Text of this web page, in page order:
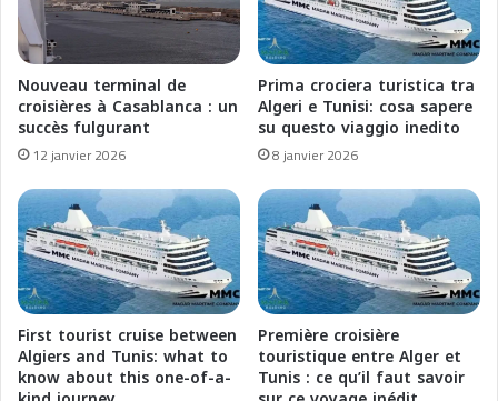
d
a
v
e
c
M
S
C
C
r
o
i
s
i
è
r
r
e
r
i
t
a
n
n
i
q
u
e
à
S
o
Nouveau terminal de
croisières à Casablanca : un
succès fulgurant
12 janvier 2026
Prima crociera turistica tra
Algeri e Tunisi: cosa sapere
su questo viaggio inedito
8 janvier 2026
First tourist cruise between
Algiers and Tunis: what to
know about this one-of-a-
Première croisière
touristique entre Alger et
Tunis : ce qu’il faut savoir